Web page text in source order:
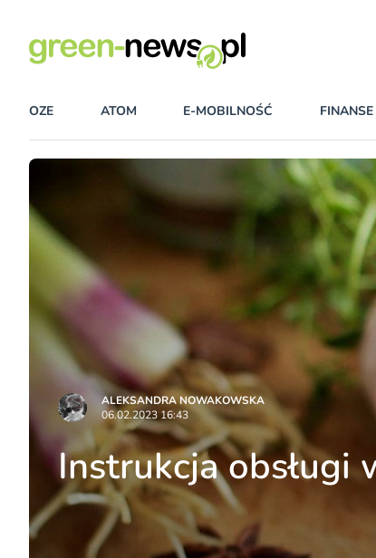
OZE ATOM E-MOBILNOŚĆ FINANSE
ALEKSANDRA NOWAKOWSKA
06.02.2023 16:43
Instrukcja obsługi